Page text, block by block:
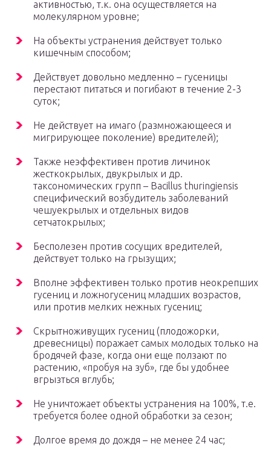
активностью, т.к. она осуществляется на
молекулярном уровне;
На объекты устранения действует только
кишечным способом;
Действует довольно медленно – гусеницы
перестают питаться и погибают в течение 2-3
суток;
Не действует на имаго (размножающееся и
мигрирующее поколение) вредителей);
Также неэффективен против личинок
жесткокрылых, двукрылых и др.
таксономических групп – Bacillus thuringiensis
специфический возбудитель заболеваний
чешуекрылых и отдельных видов
сетчатокрылых;
Бесполезен против сосущих вредителей,
действует только на грызущих;
Вполне эффективен только против неокрепших
гусениц и ложногусениц младших возрастов,
или против мелких нежных гусениц;
Скрытноживущих гусениц (плодожорки,
древесницы) поражает самых молодых только на
бродячей фазе, когда они еще ползают по
растению, «пробуя на зуб», где бы удобнее
вгрызться вглубь;
Не уничтожает объекты устранения на 100%, т.е.
требуется более одной обработки за сезон;
Долгое время до дождя – не менее 24 час;